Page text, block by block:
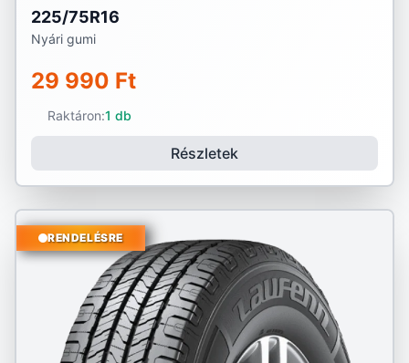
225/75R16
Nyári gumi
29 990 Ft
Raktáron:1 db
Részletek
RENDELÉSRE